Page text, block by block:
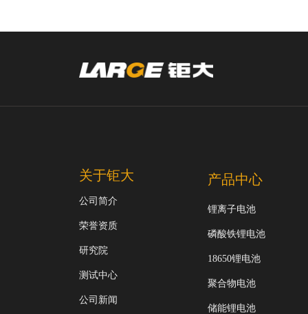
关于钜大
公司简介
荣誉资质
研究院
测试中心
公司新闻
产品中心
锂离子电池
磷酸铁锂电池
18650锂电池
聚合物电池
储能锂电池